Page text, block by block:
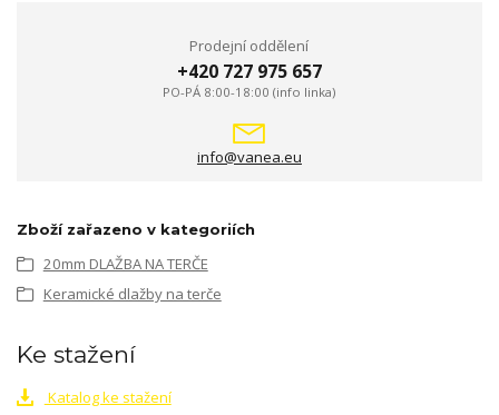
Prodejní oddělení
+420 727 975 657
PO-PÁ 8:00-18:00 (info linka)
info@vanea.eu
Zboží zařazeno v kategoriích
20mm DLAŽBA NA TERČE
Keramické dlažby na terče
Ke stažení
Katalog ke stažení